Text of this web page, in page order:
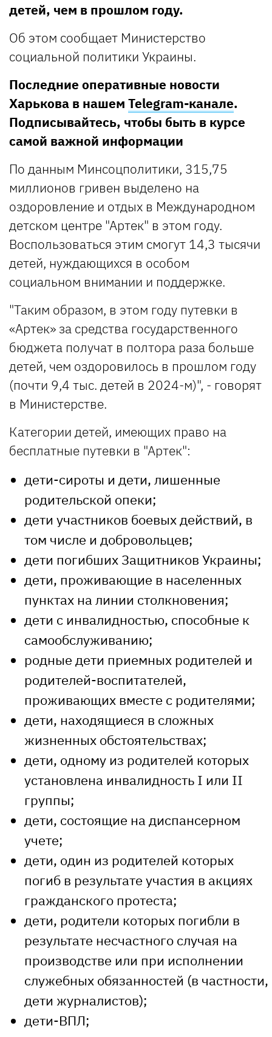
детей, чем в прошлом году.
Об этом сообщает Министерство
социальной политики Украины.
Последние оперативные новости
Харькова в нашем Telegram-канале.
Подписывайтесь, чтобы быть в курсе
самой важной информации
По данным Минсоцполитики, 315,75
миллионов гривен выделено на
оздоровление и отдых в Международном
детском центре "Артек" в этом году.
Воспользоваться этим смогут 14,3 тысячи
детей, нуждающихся в особом
социальном внимании и поддержке.
"Таким образом, в этом году путевки в
«Артек» за средства государственного
бюджета получат в полтора раза больше
детей, чем оздоровилось в прошлом году
(почти 9,4 тыс. детей в 2024-м)", - говорят
в Министерстве.
Категории детей, имеющих право на
бесплатные путевки в "Артек":
дети-сироты и дети, лишенные
родительской опеки;
дети участников боевых действий, в
том числе и добровольцев;
дети погибших Защитников Украины;
дети, проживающие в населенных
пунктах на линии столкновения;
дети с инвалидностью, способные к
самообслуживанию;
родные дети приемных родителей и
родителей-воспитателей,
проживающих вместе с родителями;
дети, находящиеся в сложных
жизненных обстоятельствах;
дети, одному из родителей которых
установлена ​​инвалидность I или II
группы;
дети, состоящие на диспансерном
учете;
дети, один из родителей которых
погиб в результате участия в акциях
гражданского протеста;
дети, родители которых погибли в
результате несчастного случая на
производстве или при исполнении
служебных обязанностей (в частности,
дети журналистов);
дети-ВПЛ;